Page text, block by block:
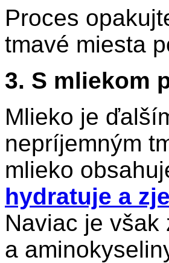
Proces
tmavé miesta
3. S mliekom
Mlieko je
nepríjemným
mlieko
hydratuje a
Naviac je však
a